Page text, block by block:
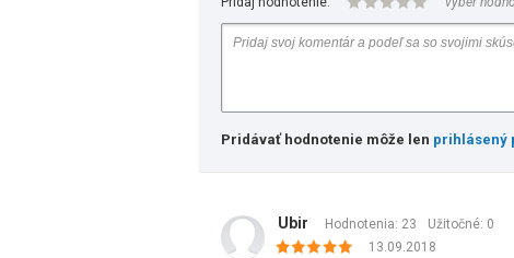
Pridávať hodnotenie môže len prihlásený
Ubir Hodnotenia: 23 Užitočné: 0
13.09.2018